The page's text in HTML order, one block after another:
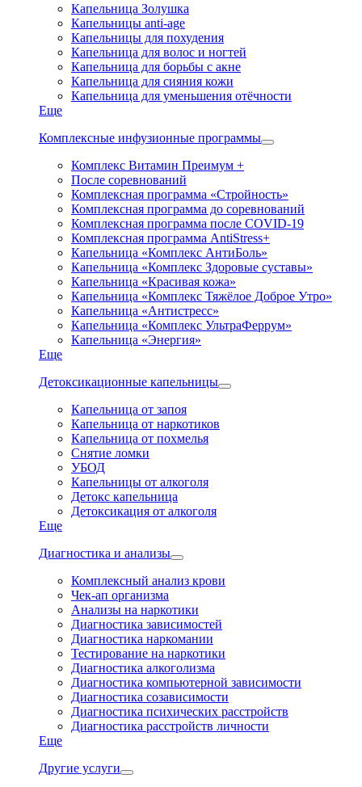
Капельница Золушка
Капельницы anti-age
Капельницы для похудения
Капельница для волос и ногтей
Капельница для борьбы с акне
Капельница для сияния кожи
Капельница для уменьшения отёчности
Еще
Комплексные инфузионные программы
Комплекс Витамин Преимум +
После соревнований
Комплексная программа «Стройность»
Комплексная программа до соревнований
Комплексная программа после COVID-19
Комплексная программа AntiStress+
Капельница «Комплекс АнтиБоль»
Капельница «Комплекс Здоровые суставы»
Капельница «Красивая кожа»
Капельница «Комплекс Тяжёлое Доброе Утро»
Капельница «Антистресс»
Капельница «Комплекс УльтраФеррум»
Капельница «Энергия»
Еще
Детоксикационные капельницы
Капельница от запоя
Капельница от наркотиков
Капельница от похмелья
Снятие ломки
УБОД
Капельницы от алкоголя
Детокс капельница
Детоксикация от алкоголя
Еще
Диагностика и анализы
Комплексный анализ крови
Чек-ап организма
Анализы на наркотики
Диагностика зависимостей
Диагностика наркомании
Тестирование на наркотики
Диагностика алкоголизма
Диагностика компьютерной зависимости
Диагностика созависимости
Диагностика психических расстройств
Диагностика расстройств личности
Еще
Другие услуги